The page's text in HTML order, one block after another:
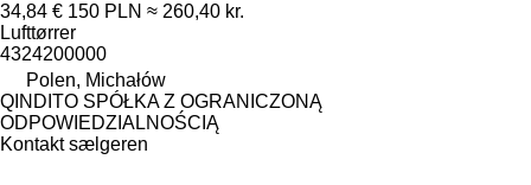
34,84 € 150 PLN ≈ 260,40 kr.
Lufttørrer
4324200000
Polen, Michałów
QINDITO SPÓŁKA Z OGRANICZONĄ
ODPOWIEDZIALNOŚCIĄ
Kontakt sælgeren